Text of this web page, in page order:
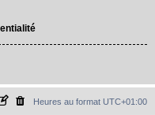
Heures au format UTC+01:00